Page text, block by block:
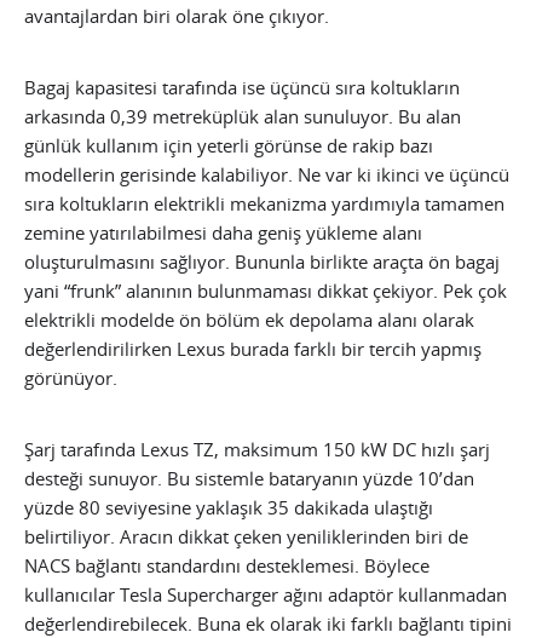
avantajlardan biri olarak öne çıkıyor.
Bagaj kapasitesi tarafında ise üçüncü sıra koltukların
arkasında 0,39 metreküplük alan sunuluyor. Bu alan
günlük kullanım için yeterli görünse de rakip bazı
modellerin gerisinde kalabiliyor. Ne var ki ikinci ve üçüncü
sıra koltukların elektrikli mekanizma yardımıyla tamamen
zemine yatırılabilmesi daha geniş yükleme alanı
oluşturulmasını sağlıyor. Bununla birlikte araçta ön bagaj
yani “frunk” alanının bulunmaması dikkat çekiyor. Pek çok
elektrikli modelde ön bölüm ek depolama alanı olarak
değerlendirilirken Lexus burada farklı bir tercih yapmış
görünüyor.
Şarj tarafında Lexus TZ, maksimum 150 kW DC hızlı şarj
desteği sunuyor. Bu sistemle bataryanın yüzde 10’dan
yüzde 80 seviyesine yaklaşık 35 dakikada ulaştığı
belirtiliyor. Aracın dikkat çeken yeniliklerinden biri de
NACS bağlantı standardını desteklemesi. Böylece
kullanıcılar Tesla Supercharger ağını adaptör kullanmadan
değerlendirebilecek. Buna ek olarak iki farklı bağlantı tipini